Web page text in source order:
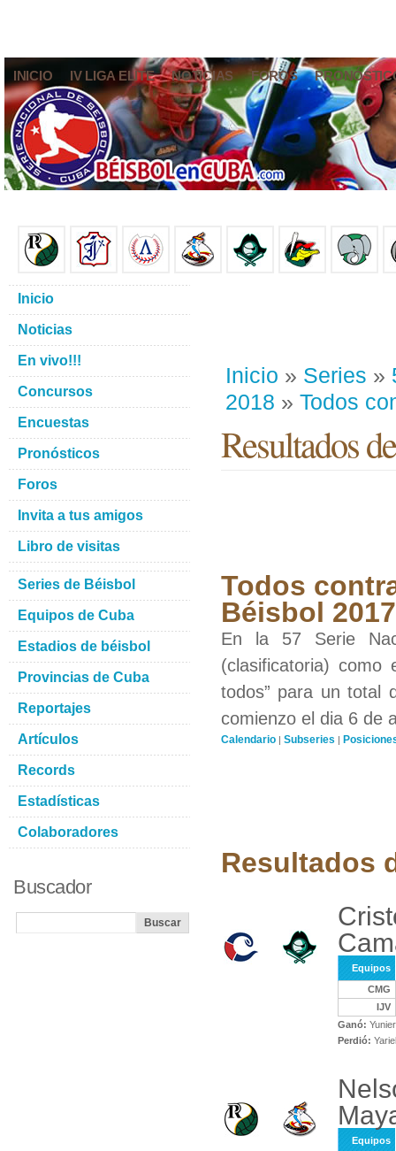
INICIO IV LIGA ELITE NOTICIAS FOROS
Inicio » Series »
2018 » Todos
Resultados
Todos
Béisbol
En la 57 Serie
(clasificatoria) como
todos” para un total
comienzo el dia 6 de
Calendario | Subseries |
Resultados
Equipos
CMG
IJV
Ganó:
Perdió:
Equipos
Inicio
Noticias
En vivo!!!
Concursos
Encuestas
Pronósticos
Foros
Invita a tus amigos
Libro de visitas
Series de Béisbol
Equipos de Cuba
Estadios de béisbol
Provincias de Cuba
Reportajes
Artículos
Records
Estadísticas
Colaboradores
Buscador